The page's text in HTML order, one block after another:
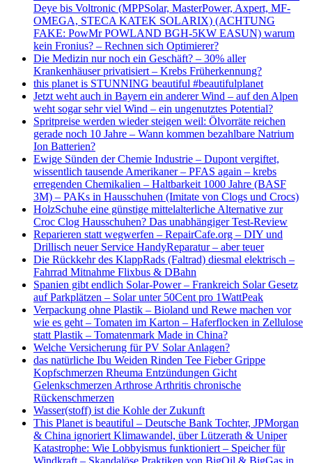
Deye bis Voltronic (MPPSolar, MasterPower, Axpert, MF-
OMEGA, STECA KATEK SOLARIX) (ACHTUNG
FAKE: PowMr POWLAND BGH-5KW EASUN) warum
kein Fronius? – Rechnen sich Optimierer?
Die Medizin nur noch ein Geschäft? – 30% aller
Krankenhäuser privatisiert – Krebs Früherkennung?
this planet is STUNNING beautiful #beautifulplanet
Jetzt weht auch in Bayern ein anderer Wind – auf den Alpen
weht sogar sehr viel Wind – ein ungenutztes Potential?
Spritpreise werden wieder steigen weil: Ölvorräte reichen
gerade noch 10 Jahre – Wann kommen bezahlbare Natrium
Ion Batterien?
Ewige Sünden der Chemie Industrie – Dupont vergiftet,
wissentlich tausende Amerikaner – PFAS again – krebs
erregenden Chemikalien – Haltbarkeit 1000 Jahre (BASF
3M) – PAKs in Hausschuhen (Imitate von Clogs und Crocs)
HolzSchuhe eine günstige mittelalterliche Alternative zur
Croc Clog Hausschuhen? Das unabhängiger Test-Review
Reparieren statt wegwerfen – RepairCafe.org – DIY und
Drillisch neuer Service HandyReparatur – aber teuer
Die Rückkehr des KlappRads (Faltrad) diesmal elektrisch –
Fahrrad Mitnahme Flixbus & DBahn
Spanien gibt endlich Solar-Power – Frankreich Solar Gesetz
auf Parkplätzen – Solar unter 50Cent pro 1WattPeak
Verpackung ohne Plastik – Bioland und Rewe machen vor
wie es geht – Tomaten im Karton – Haferflocken in Zellulose
statt Plastik – Tomatenmark Made in China?
Welche Versicherung für PV Solar Anlagen?
das natürliche Ibu Weiden Rinden Tee Fieber Grippe
Kopfschmerzen Rheuma Entzündungen Gicht
Gelenkschmerzen Arthrose Arthritis chronische
Rückenschmerzen
Wasser(stoff) ist die Kohle der Zukunft
This Planet is beautiful – Deutsche Bank Tochter, JPMorgan
& China ignoriert Klimawandel, über Lützerath & Uniper
Katastrophe: Wie Lobbyismus funktioniert – Speicher für